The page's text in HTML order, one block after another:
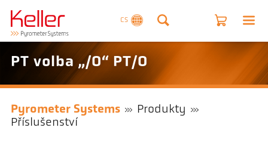
CS
PT volba „/O“ PT/O
Pyrometer Systems
Produkty
Příslušenství